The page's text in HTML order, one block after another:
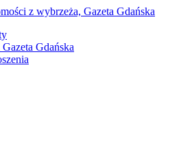
Gazeta Gdańska